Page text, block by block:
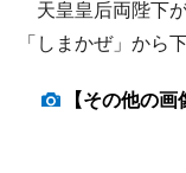
天皇皇后両陛下
「しまかぜ」から
【その他の